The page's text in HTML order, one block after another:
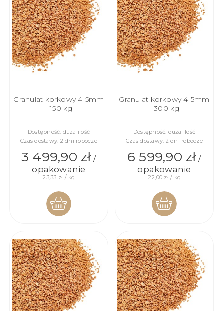
Granulat korkowy 4-5mm
- 150 kg
Dostępność: duża ilość
Czas dostawy: 2 dni robocze
3 499,90 zł/
opakowanie
23,33 zł / kg
KOSZYKA
Granulat korkowy 4-5mm
- 300 kg
Dostępność: duża ilość
Czas dostawy: 2 dni robocze
6 599,90 zł/
opakowanie
22,00 zł / kg
KOSZYKA